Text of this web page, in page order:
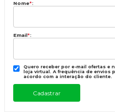
Nome*:
Email*:
Quero receber por e-mail ofertas e
loja virtual. A frequência de envios
acordo com a interação do cliente.